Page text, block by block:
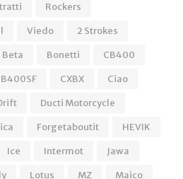
Rockers
Viedo
2 Strokes
Beta Bonetti
CB400
CXBX
Ciao
Ducti Motorcycle
Forgetaboutit
HEVIK
Ice Intermot
Jawa
Lotus MZ
Maico